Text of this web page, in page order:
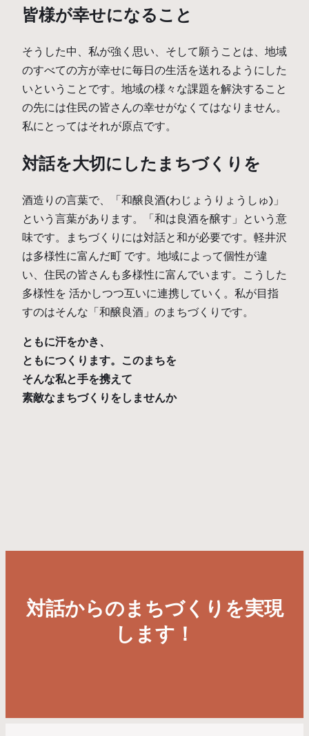
皆様が幸せになること
そうした中、私が強く思い、そして願うことは、地域
のすべての方が幸せに毎日の生活を送れるようにした
いということです。地域の様々な課題を解決すること
の先には住民の皆さんの幸せがなくてはなりません。
私にとってはそれが原点です。
対話を大切にしたまちづくりを
酒造りの言葉で、「和醸良酒(わじょうりょうしゅ)」
という言葉があります。「和は良酒を醸す」という意
味です。まちづくりには対話と和が必要です。軽井沢
は多様性に富んだ町 です。地域によって個性が違
い、住民の皆さんも多様性に富んでいます。こうした
多様性を 活かしつつ互いに連携していく。私が目指
すのはそんな「和醸良酒」のまちづくりです。
ともに汗をかき、
ともにつくります。このまちを
そんな私と手を携えて
対話からのまちづくりを実現
します！